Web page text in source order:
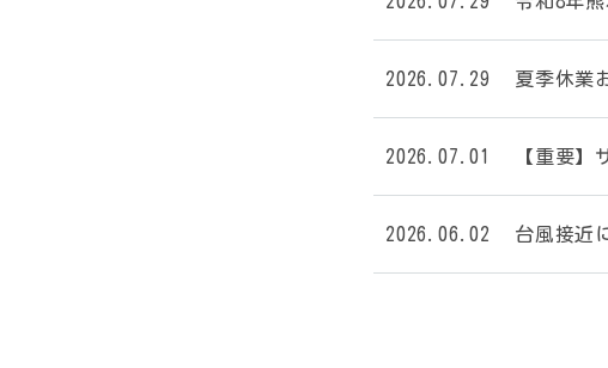
2026.07.29 夏季休業
2026.07.01 【重要】
2026.06.02 台風接近